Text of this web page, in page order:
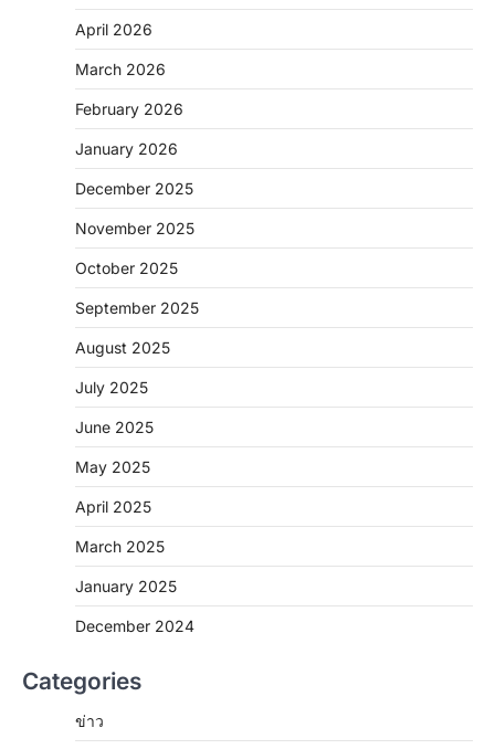
April 2026
March 2026
February 2026
January 2026
December 2025
November 2025
October 2025
September 2025
August 2025
July 2025
June 2025
May 2025
April 2025
March 2025
January 2025
December 2024
Categories
ข่าว